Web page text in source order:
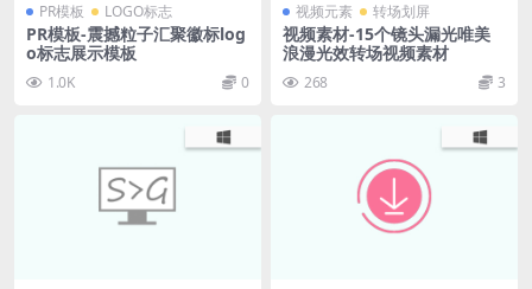
PR模板 LOGO标志
PR模板-震撼粒子汇聚徽标log
o标志展示模板
1.0K 0
视频元素 转场划屏
视频素材-15个镜头漏光唯美
浪漫光效转场视频素材
268 3